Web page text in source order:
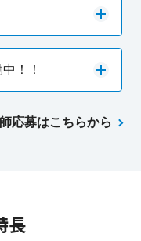
！！
応募はこちらから
長